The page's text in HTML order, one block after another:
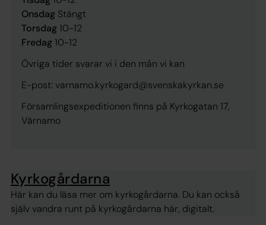
Onsdag Stängt
Torsdag 10-12
Fredag 10-12
Övriga tider svarar vi i den mån vi kan
E-post: varnamo.kyrkogard@svenskakyrkan.se
Församlingsexpeditionen finns på Kyrkogatan 17,
Värnamo
Kyrkogårdarna
Här kan du läsa mer om kyrkogårdarna. Du kan också
själv vandra runt på kyrkogårdarna här, digitalt.